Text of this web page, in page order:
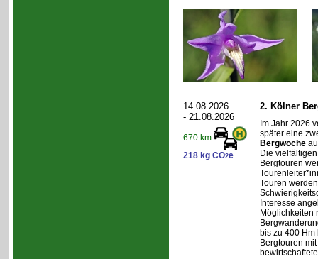
14.08.2026
- 21.08.2026
670 km
218 kg CO2e
2. Kölner
Im Jahr 2026
später eine
Bergwoche
Die
Bergtouren
Touren
Interesse
Möglichkeiten
bis zu 400
Bergtouren